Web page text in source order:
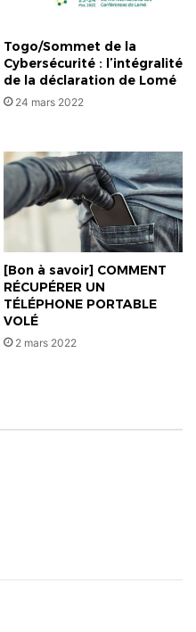
Togo/Sommet de la
Cybersécurité : l’intégralité
de la déclaration de Lomé
24 mars 2022
[Bon à savoir] COMMENT
RÉCUPÉRER UN
TÉLÉPHONE PORTABLE
VOLÉ
2 mars 2022